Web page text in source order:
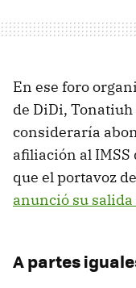
En ese foro
de DiDi,
consideraría
afiliación al
que el portavoz
anunció su
A partes